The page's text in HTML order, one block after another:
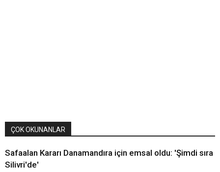
ÇOK OKUNANLAR
Safaalan Kararı Danamandıra için emsal oldu: 'Şimdi sıra
Silivri'de'